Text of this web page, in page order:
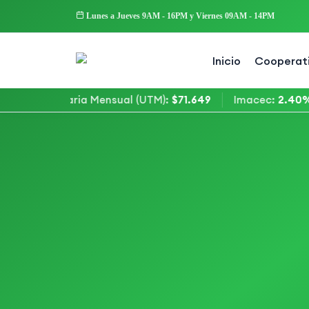
Lunes a Jueves 9AM - 16PM y Viernes 09AM - 14PM
Inicio
Mensual (UTM): $71.649 Imacec: 2.40%